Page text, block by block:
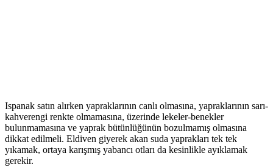
Ispanak satın alırken yapraklarının canlı olmasına, yapraklarının sarı-
kahverengi renkte olmamasına, üzerinde lekeler-benekler
bulunmamasına ve yaprak bütünlüğünün bozulmamış olmasına
dikkat edilmeli. Eldiven giyerek akan suda yaprakları tek tek
yıkamak, ortaya karışmış yabancı otları da kesinlikle ayıklamak
gerekir.